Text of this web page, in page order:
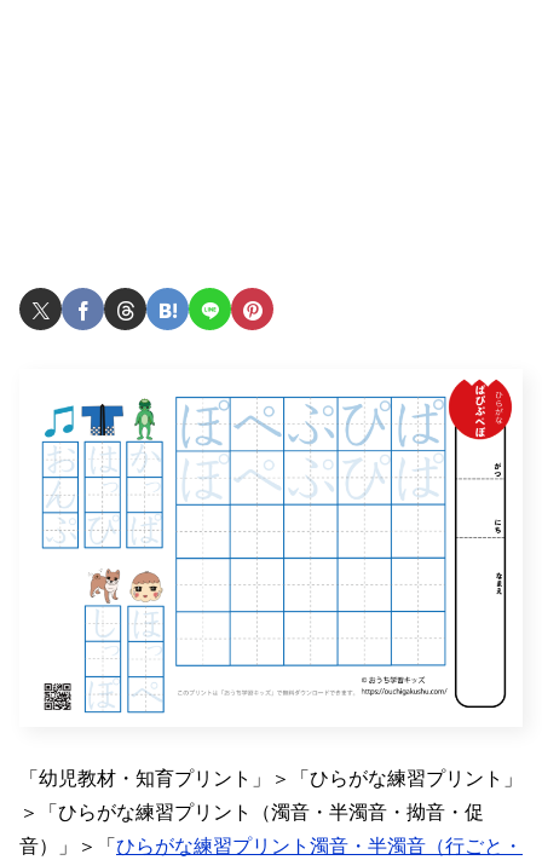
「幼児教材・知育プリント」＞「ひらがな練習プリント」
＞「ひらがな練習プリント（濁音・半濁音・拗音・促
音）」＞「 ひらがな練習プリント濁音・半濁音（行ごと・